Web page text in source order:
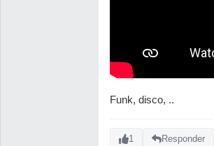
Funk, disco, ..
1 Responder